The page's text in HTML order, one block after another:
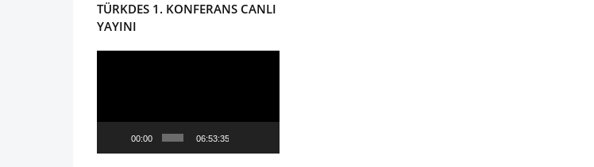
TÜRKDES 1. KONFERANS CANLI
YAYINI
00:00 06:53:35